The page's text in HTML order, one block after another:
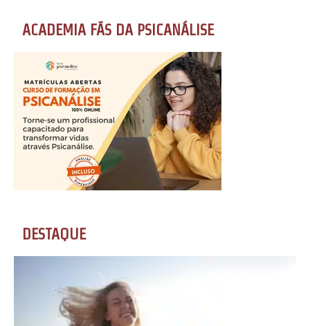
ACADEMIA FÃS DA PSICANÁLISE
DESTAQUE